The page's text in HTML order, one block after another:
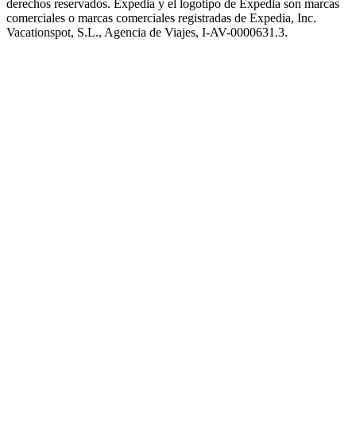
derechos reservados. Expedia y el logotipo de Expedia son marcas
comerciales o marcas comerciales registradas de Expedia, Inc.
Vacationspot, S.L., Agencia de Viajes, I-AV-0000631.3.